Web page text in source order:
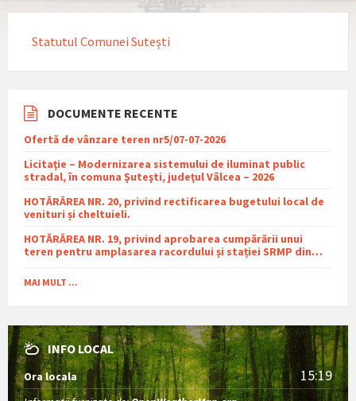
Statutul Comunei Sutești
DOCUMENTE RECENTE
Ofertă de vânzare teren nr5/07-07-2026
Licitaţie – Modernizarea sistemului de iluminat public
stradal, în comuna Şuteşti, judeţul Vâlcea – 2026
HOTĂRÂREA NR. 20, privind rectificarea bugetului local de
venituri și cheltuieli.
HOTĂRÂREA NR. 19, privind aprobarea cumpărării unui
teren pentru amplasarea racordului și stației SRMP din
comuna Sutești.
MAI MULT ...
INFO LOCAL
Ora locala 15:19